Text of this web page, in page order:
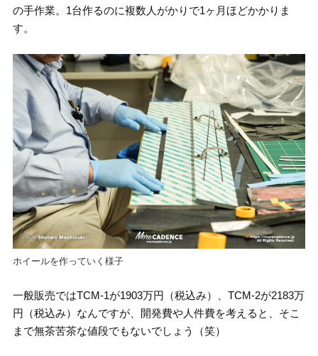
の手作業。1台作るのに複数人がかりで1ヶ月ほどかかりま
す。
ホイールを作っていく様子
一般販売ではTCM-1が1903万円（税込み）、TCM-2が2183万
円（税込み）なんですが、開発費や人件費を考えると、そこ
まで無茶苦茶な値段でもないでしょう（笑）